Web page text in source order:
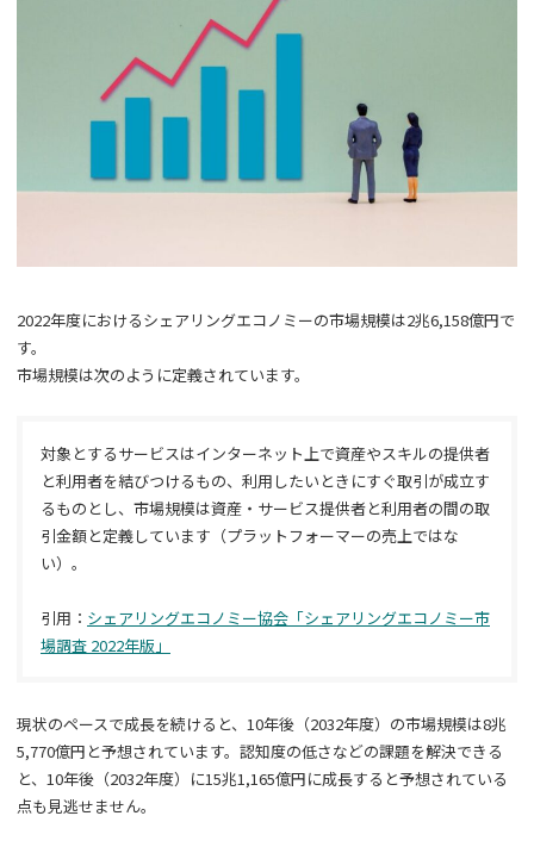
2022年度におけるシェアリングエコノミーの市場規模は2兆6,158億円で
す。
市場規模は次のように定義されています。
対象とするサービスはインターネット上で資産やスキルの提供者
と利用者を結びつけるもの、利用したいときにすぐ取引が成立す
るものとし、市場規模は資産・サービス提供者と利用者の間の取
引金額と定義しています（プラットフォーマーの売上ではな
い）。
引用： シェアリングエコノミー協会「シェアリングエコノミー市
場調査 2022年版」
現状のペースで成長を続けると、10年後（2032年度）の市場規模は8兆
5,770億円と予想されています。認知度の低さなどの課題を解決できる
と、10年後（2032年度）に15兆1,165億円に成長すると予想されている
点も見逃せません。